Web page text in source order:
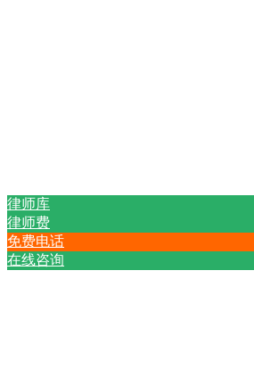
律师库
律师费
免费电话
在线咨询